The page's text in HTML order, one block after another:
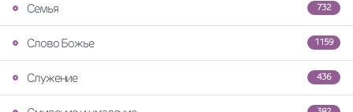
732
Семья
1159
Слово Божье
436
Служение